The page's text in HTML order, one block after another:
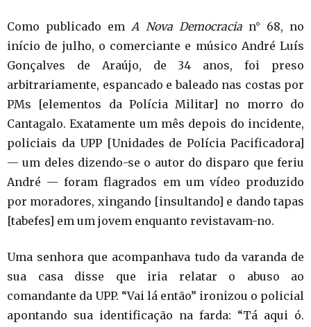
Como publicado emA Nova Democracian° 68, no
início de julho, o comerciante e músico André Luís
Gonçalves de Araújo, de 34 anos, foi preso
arbitrariamente, espancado e baleado nas costas por
PMs [elementos da Polícia Militar] no morro do
Cantagalo. Exatamente um mês depois do incidente,
policiais da UPP [Unidades de Polícia Pacificadora]
— um deles dizendo-se o autor do disparo que feriu
André — foram flagrados em um vídeo produzido
por moradores, xingando [insultando] e dando tapas
[tabefes] em um jovem enquanto revistavam-no.
Uma senhora que acompanhava tudo da varanda de
sua casa disse que iria relatar o abuso ao
comandante da UPP. “Vai lá então” ironizou o policial
apontando sua identificação na farda: “Tá aqui ó.